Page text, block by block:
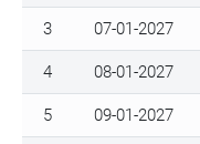
3 07-01-2027
4 08-01-2027
5 09-01-2027